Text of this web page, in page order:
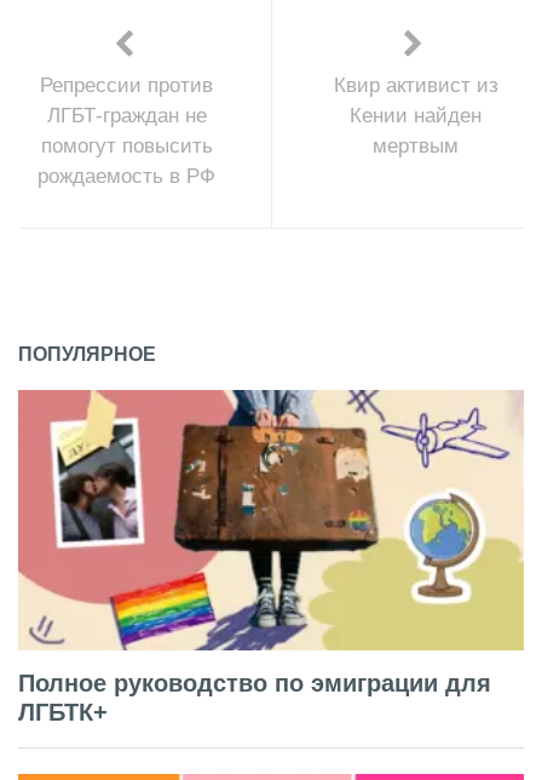
Репрессии против
ЛГБТ-граждан не
помогут повысить
рождаемость в РФ
Квир активист из
Кении найден
мертвым
ПОПУЛЯРНОЕ
Полное руководство по эмиграции для
ЛГБТК+